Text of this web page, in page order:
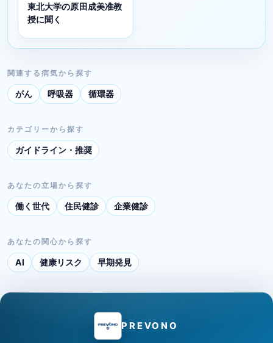
東北大学の原田成美准教
授に聞く
関連する病気から探す
がん 呼吸器 循環器
カテゴリーから探す
ガイドライン・推奨
あなたの立場から探す
働く世代 住民健診 企業健診
あなたの関心から探す
AI 健康リスク 早期発見
PREVONO